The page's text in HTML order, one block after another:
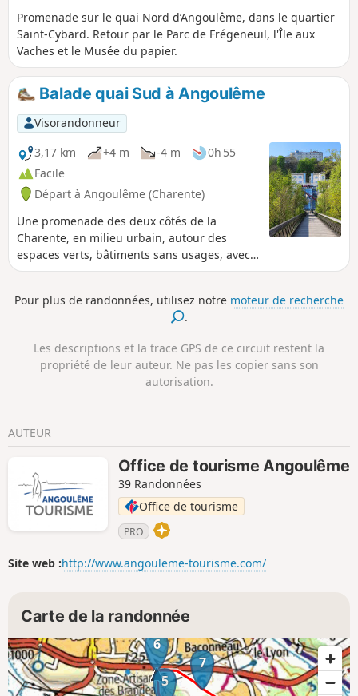
Promenade sur le quai Nord d’Angoulême, dans le quartier
Saint-Cybard. Retour par le Parc de Frégeneuil, l'Île aux
Vaches et le Musée du papier.
Balade quai Sud à Angoulême
Visorandonneur
3,17 km
+4 m -4 m
0h 55
Facile
Départ à Angoulême (Charente)
Une promenade des deux côtés de la
Charente, en milieu urbain, autour des
espaces verts, bâtiments sans usages, avec
des points de vues très graphiques. Elle se
Sud sur 1km.
Pour plus de randonnées, utilisez notre moteur de recherche
.
Les descriptions et la trace GPS de ce circuit restent la
propriété de leur auteur. Ne pas les copier sans son
autorisation.
AUTEUR
Office de tourisme Angoulême
39 Randonnées
Office de tourisme
PRO
Site web :http://www.angouleme-tourisme.com/
Carte de la randonnée
5
6
7